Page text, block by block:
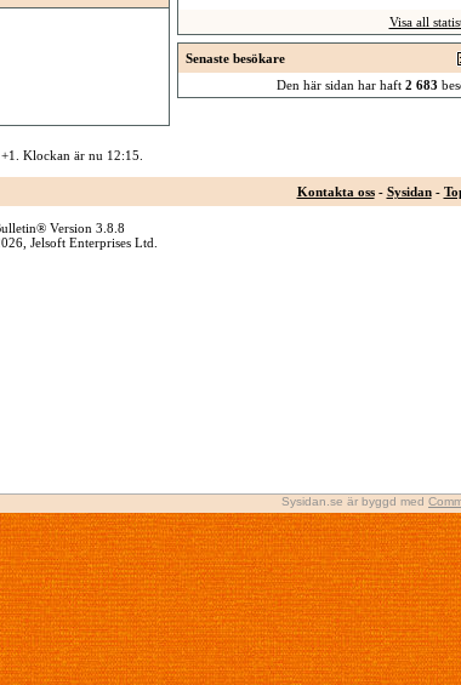
Visa all
Senaste besökare
Den här sidan har haft 2 683
Klockan är nu 12:15
Kontakta oss- Sysidan-
Version 3.8.8
Jelsoft Enterprises Ltd.
Sysidan.se är byggd med